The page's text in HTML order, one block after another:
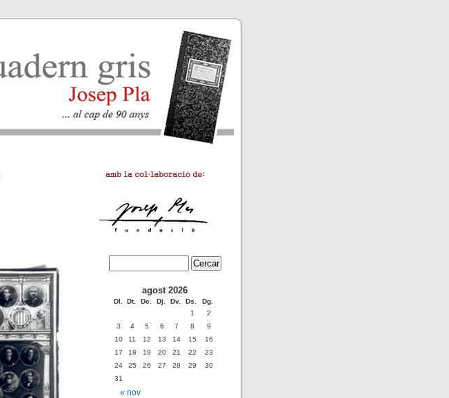
agost 2026
Dl. Dt. Dc. Dj. Dv. Ds. Dg.
« nov
1
2
3
4 5 6 7 8
9
10
11 12 13 14 15
16
17
18 19 20 21 22
23
24
25 26 27 28 29
30
31